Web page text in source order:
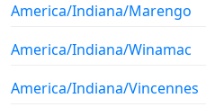
America/Indiana/Marengo
America/Indiana/Winamac
America/Indiana/Vincennes